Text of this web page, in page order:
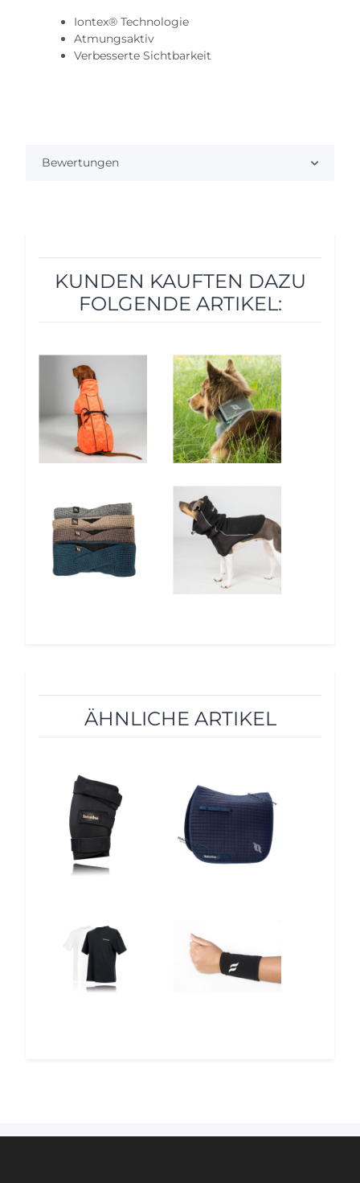
Iontex® Technologie
Atmungsaktiv
Verbesserte Sichtbarkeit
Bewertungen
KUNDEN KAUFTEN DAZU
FOLGENDE ARTIKEL:
5% 5%
ÄHNLICHE ARTIKEL
10%